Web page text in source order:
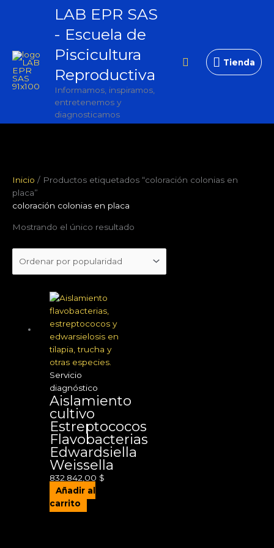
LAB EPR SAS
- Escuela de
Piscicultura
Reproductiva
Informamos, inspiramos,
entretenemos y
diagnosticamos
Tienda
Buscar
Inicio / Productos etiquetados “coloración colonias en
placa”
coloración colonias en placa
Mostrando el único resultado
Servicio
diagnóstico
Aislamiento
cultivo
Estreptococos
Flavobacterias
Edwardsiella
Weissella
832.842,00 $
Añadir al
carrito